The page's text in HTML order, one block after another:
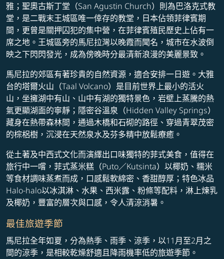
雅；聖奧古斯丁堂（San Agustin Church）則為巴洛克式教
堂，是二戰末王城區唯一倖存的教堂，日本佔領菲律賓期
間，更曾是關押囚犯的集中營，在菲律賓殖民歷史上佔有一
席之地。王城區旁的馬尼拉灣以晚霞而聞名，城市在水波倒
映之下閃閃發光，成為傍晚時分最清新浪漫的美麗景致。
馬尼拉的郊區有著珍貴的自然資源，適合安排一日遊。大雅
台的塔爾火山（Taal Volcano）是目前世界上最小的活火
山，坐擁湖中有山、山中有湖的獨特景色，岩壁上蒸騰的熱
氣更顯湖面的寧靜；隱密谷溫泉（Hidden Valley Springs）
藏身在熱帶森林間，通過木橋和石砌的路徑、穿過青翠茂密
的棕梠樹，沉浸在天然泉水及芬多精中放鬆療癒。
從土著及中西式文化而演繹出口味獨特的菲式美食，值得在
旅行中一嚐，菲式蒸米糕（Puto／Kutsinta）以椰奶、糯米
等食材調味蒸煮而成，口感鬆軟綿密、香甜醇厚；特色冰品
Halo-halo以冰淇淋、水果、西米露、粉條等配料，淋上煉乳
及椰奶，豐富的層次與口感，令人清涼消暑。
最佳旅遊季節
馬尼拉全年如夏，分為熱季、雨季、涼季，以11月至2月之
間的涼季，是相較乾燥舒適且降雨機率低的旅遊季節。